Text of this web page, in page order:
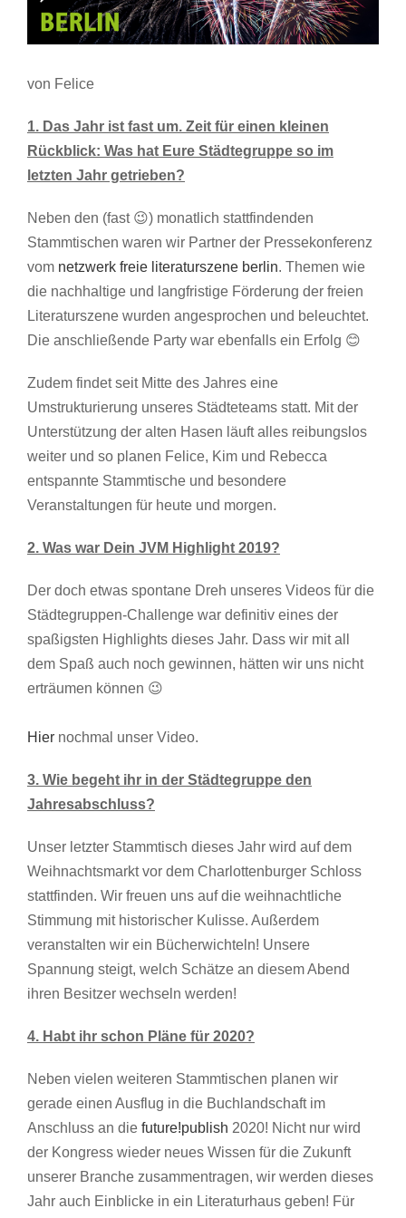
von Felice
1. Das Jahr ist fast um. Zeit für einen kleinen
Rückblick: Was hat Eure Städtegruppe so im
letzten Jahr getrieben?
Neben den (fast 😉) monatlich stattfindenden
Stammtischen waren wir Partner der Pressekonferenz
vom netzwerk freie literaturszene berlin. Themen wie
die nachhaltige und langfristige Förderung der freien
Literaturszene wurden angesprochen und beleuchtet.
Die anschließende Party war ebenfalls ein Erfolg 😊
Zudem findet seit Mitte des Jahres eine
Umstrukturierung unseres Städteteams statt. Mit der
Unterstützung der alten Hasen läuft alles reibungslos
weiter und so planen Felice, Kim und Rebecca
entspannte Stammtische und besondere
Veranstaltungen für heute und morgen.
2. Was war Dein JVM Highlight 2019?
Der doch etwas spontane Dreh unseres Videos für die
Städtegruppen-Challenge war definitiv eines der
spaßigsten Highlights dieses Jahr. Dass wir mit all
dem Spaß auch noch gewinnen, hätten wir uns nicht
erträumen können 😉
Hier nochmal unser Video.
3. Wie begeht ihr in der Städtegruppe den
Jahresabschluss?
Unser letzter Stammtisch dieses Jahr wird auf dem
Weihnachtsmarkt vor dem Charlottenburger Schloss
stattfinden. Wir freuen uns auf die weihnachtliche
Stimmung mit historischer Kulisse. Außerdem
veranstalten wir ein Bücherwichteln! Unsere
Spannung steigt, welch Schätze an diesem Abend
ihren Besitzer wechseln werden!
4. Habt ihr schon Pläne für 2020?
Neben vielen weiteren Stammtischen planen wir
gerade einen Ausflug in die Buchlandschaft im
Anschluss an die future!publish 2020! Nicht nur wird
der Kongress wieder neues Wissen für die Zukunft
unserer Branche zusammentragen, wir werden dieses
Jahr auch Einblicke in ein Literaturhaus geben! Für